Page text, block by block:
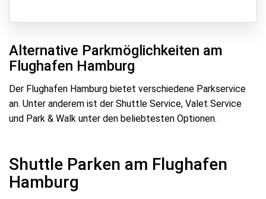
Alternative Parkmöglichkeiten am
Flughafen Hamburg
Der Flughafen Hamburg bietet verschiedene Parkservice
an. Unter anderem ist der Shuttle Service, Valet Service
und Park & Walk unter den beliebtesten Optionen.
Shuttle Parken am Flughafen
Hamburg